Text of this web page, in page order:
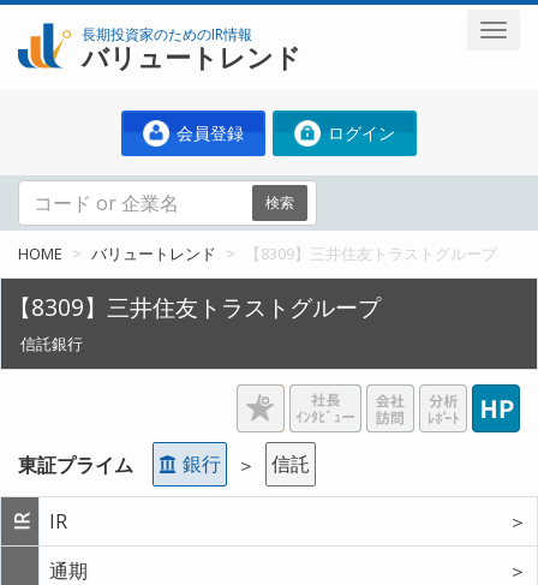
長期投資家のためのIR情報
バリュートレンド
会員登録 ログイン
検索
HOME バリュートレンド 【8309】三井住友トラストグループ
【8309】三井住友トラストグループ
信託銀行
東証プライム 銀行 ＞ 信託
IR IR ＞
通期
＞